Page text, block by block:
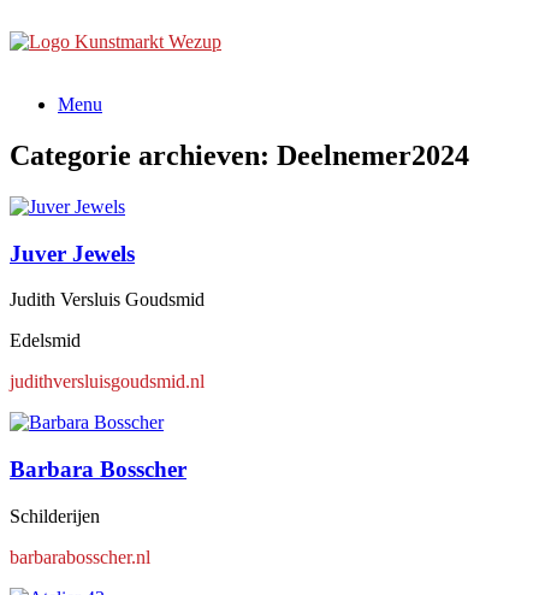
naar
Menu
Categorie archieven: Deelnemer2024
Juver Jewels
Judith Versluis Goudsmid
Edelsmid
judithversluisgoudsmid.nl
Barbara Bosscher
Schilderijen
barbarabosscher.nl